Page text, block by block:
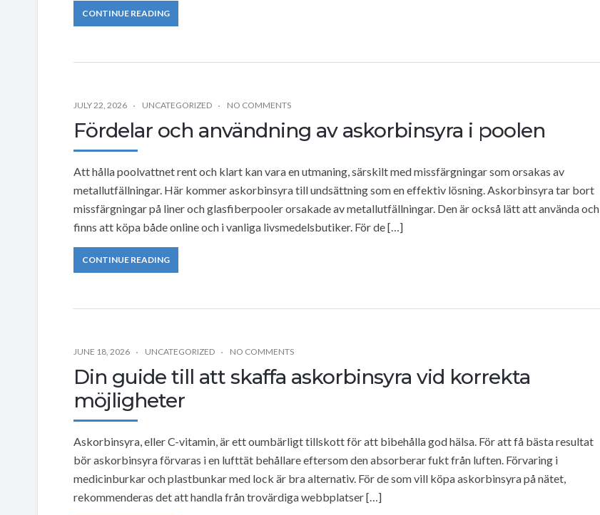
CONTINUE READING
JULY 22, 2026 UNCATEGORIZED NO COMMENTS
Fördelar och användning av askorbinsyra i poolen
Att hålla poolvattnet rent och klart kan vara en utmaning, särskilt med missfärgningar som orsakas av
metallutfällningar. Här kommer askorbinsyra till undsättning som en effektiv lösning. Askorbinsyra tar bort
missfärgningar på liner och glasfiberpooler orsakade av metallutfällningar. Den är också lätt att använda och
finns att köpa både online och i vanliga livsmedelsbutiker. För de […]
CONTINUE READING
JUNE 18, 2026 UNCATEGORIZED NO COMMENTS
Din guide till att skaffa askorbinsyra vid korrekta
möjligheter
Askorbinsyra, eller C-vitamin, är ett oumbärligt tillskott för att bibehålla god hälsa. För att få bästa resultat
bör askorbinsyra förvaras i en lufttät behållare eftersom den absorberar fukt från luften. Förvaring i
medicinburkar och plastbunkar med lock är bra alternativ. För de som vill köpa askorbinsyra på nätet,
rekommenderas det att handla från trovärdiga webbplatser […]